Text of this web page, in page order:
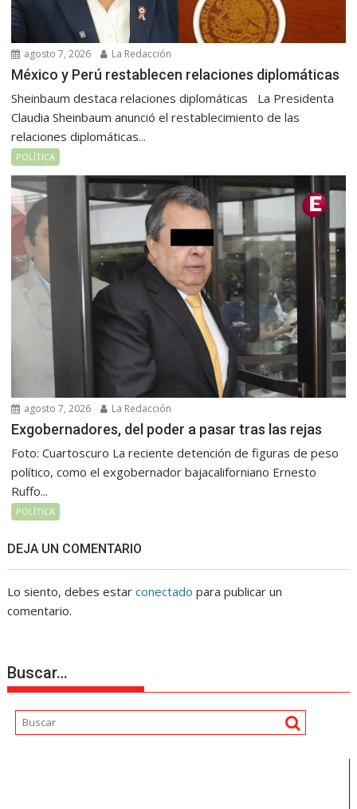
agosto 7, 2026 La Redacción
México y Perú restablecen relaciones diplomáticas
Sheinbaum destaca relaciones diplomáticas La Presidenta
Claudia Sheinbaum anunció el restablecimiento de las
relaciones diplomáticas...
POLÍTICA
agosto 7, 2026 La Redacción
Exgobernadores, del poder a pasar tras las rejas
Foto: Cuartoscuro La reciente detención de figuras de peso
político, como el exgobernador bajacaliforniano Ernesto
Ruffo...
POLÍTICA
DEJA UN COMENTARIO
Lo siento, debes estarconectado para publicar un
comentario.
Buscar…